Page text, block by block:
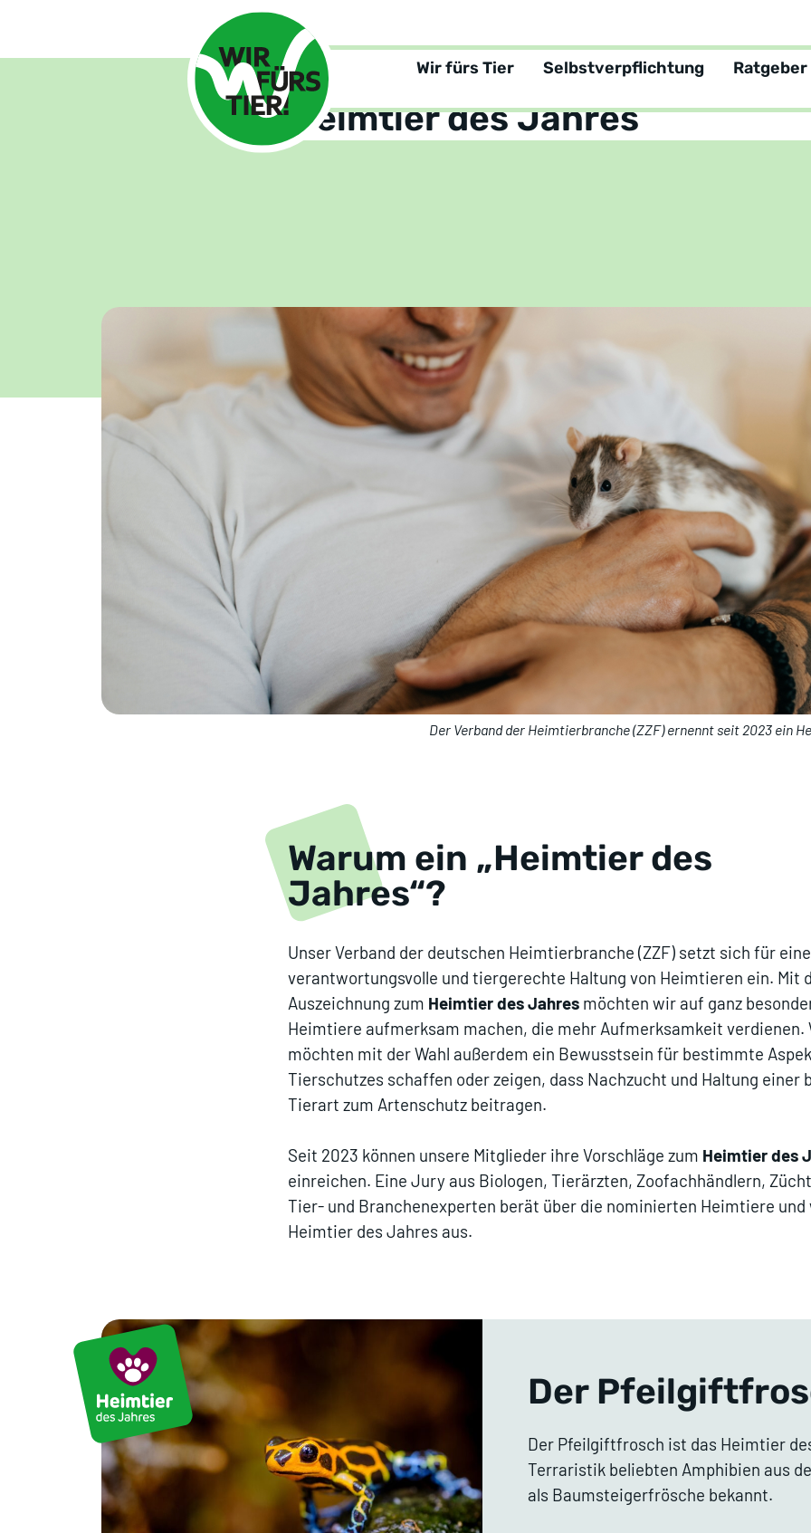
Wir fürs Tier Selbstverpflichtung Ratgeber
Home Ratgeber
Heimtier des Jahres
Der Verband der Heimtierbranche (ZZF) ernennt seit 2023 ein
Warum ein „Heimtier des
Jahres“?
Unser Verband der deutschen Heimtierbranche (ZZF) setzt sich für eine
verantwortungsvolle und tiergerechte Haltung von Heimtieren ein. Mit
Auszeichnung zum Heimtier des Jahres möchten wir auf ganz
Heimtiere aufmerksam machen, die mehr Aufmerksamkeit verdienen.
möchten mit der Wahl außerdem ein Bewusstsein für bestimmte
Tierschutzes schaffen oder zeigen, dass Nachzucht und Haltung einer
Tierart zum Artenschutz beitragen.
Seit 2023 können unsere Mitglieder ihre Vorschläge zum Heimtier des
einreichen. Eine Jury aus Biologen, Tierärzten, Zoofachhändlern,
Tier- und Branchenexperten berät über die nominierten Heimtiere und
Heimtier des Jahres aus.
Der
Der Pfeilgiftfrosch ist das Heimtier
Terraristik beliebten Amphibien aus
als Baumsteigerfrösche bekannt.